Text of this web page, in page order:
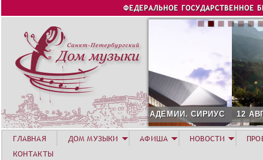
Jump to navigation
ФЕДЕРАЛЬНОЕ ГОСУДАРСТВЕННОЕ
12 АВГУСТА. КОНЦЕРТ
ГЛАВНАЯ ДОМ МУЗЫКИ АФИША НОВОСТИ
КОНТАКТЫ